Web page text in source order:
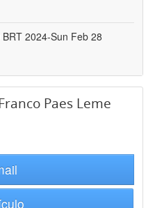
2024-Sun Feb 28
Paes Leme